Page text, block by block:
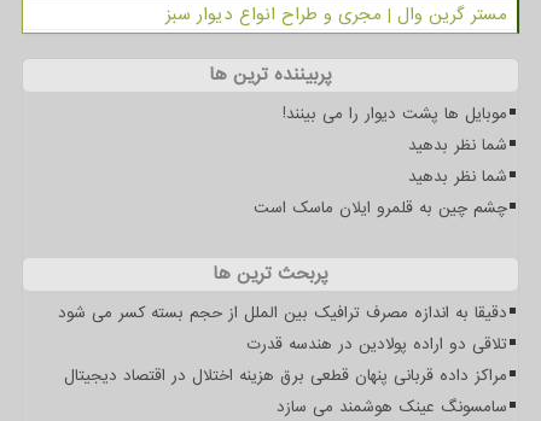
مستر گرین وال | مجری و طراح انواع دیوار سبز
پربیننده ترین ها
موبایل ها پشت دیوار را می بینند!
شما نظر بدهید
شما نظر بدهید
چشم چین به قلمرو ایلان ماسک است
پربحث ترین ها
دقیقا به اندازه مصرف ترافیک بین الملل از حجم بسته کسر می شود
تلاقی دو اراده پولادین در هندسه قدرت
مراکز داده قربانی پنهان قطعی برق هزینه اختلال در اقتصاد دیجیتال
سامسونگ عینک هوشمند می سازد